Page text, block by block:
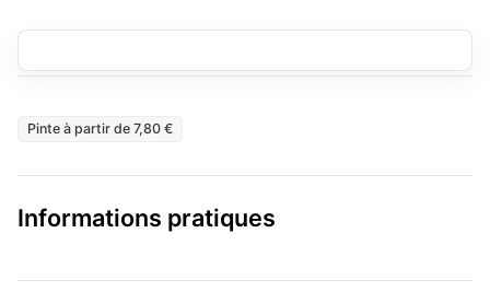
Pinte à partir de 7,80 €
Informations pratiques